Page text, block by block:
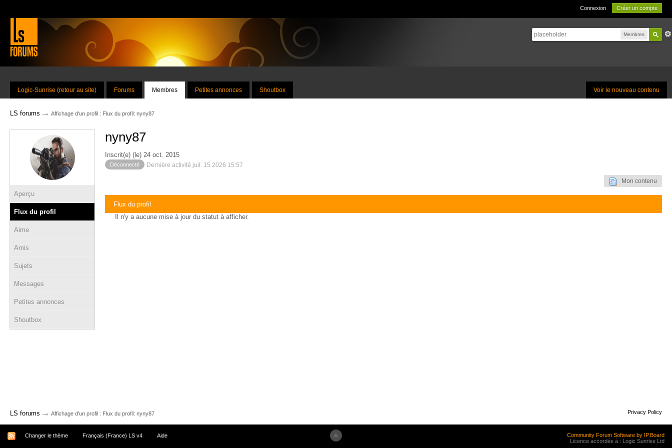
Connexion Créer un compte
Membres
Voir le nouveau contenu
Logic-Sunrise (retour au site) Forums Membres Petites annonces Shoutbox
LS forums → Affichage d'un profil : Flux du profil: nyny87
Aperçu
Flux du profil
Aime
Amis
Sujets
Messages
Petites annonces
Shoutbox
nyny87
Inscrit(e) (le) 24 oct. 2015
Déconnecté Dernière activité juil. 15 2026 15:57
Mon contenu
Flux du profil
Il n'y a aucune mise à jour du statut à afficher.
LS forums → Affichage d'un profil : Flux du profil: nyny87 Privacy Policy
Changer le thème Français (France) LS v4 Aide
Community Forum Software by IP.Board
Licence accordée à : Logic Sunrise Ltd